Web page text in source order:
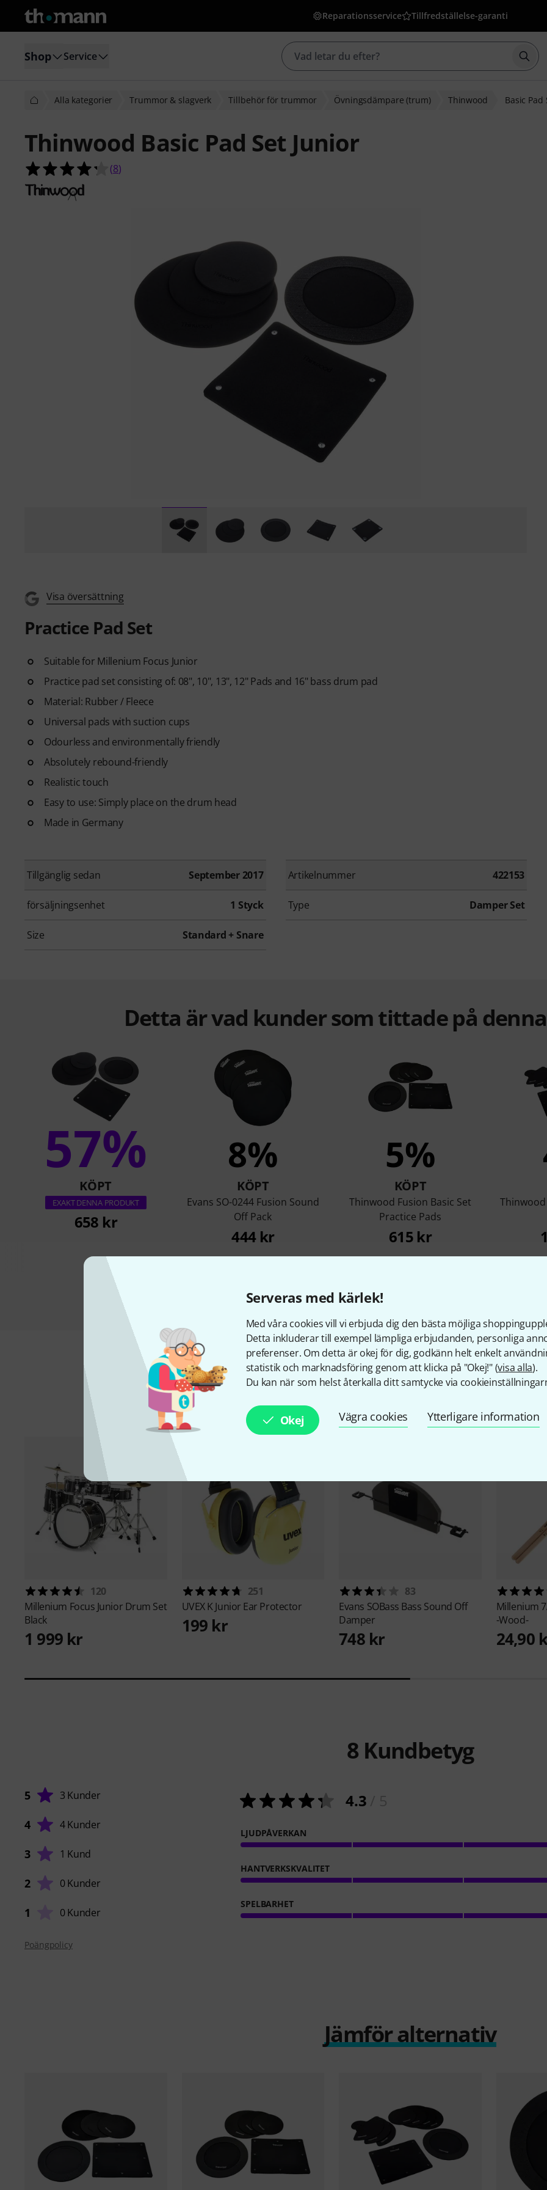
Serveras med kärlek!
Med våra cookies vill vi erbjuda dig den bästa möjliga
Detta inkluderar till exempel lämpliga erbjudanden, personliga
preferenser. Om detta är okej för dig, godkänn helt enkelt
statistik och marknadsföring genom att klicka på "Okej!" (visa alla).
Du kan när som helst återkalla ditt samtycke via
Okej Vägra cookies Ytterligare information
Reparationsservice Tillfredställelse-garanti
Shop Service
Alla kategorier Trummor & slagverk Tillbehör för trummor Övningsdämpare (trum) Thinwood Basic Pad
Thinwood Basic Pad Set Junior
4.3 av 5 stjärnor från 8 kundbetyg
(8)
Visa översättning
Practice Pad Set
Suitable for Millenium Focus Junior
Practice pad set consisting of: 08", 10", 13", 12" Pads and 16" bass drum pad
Material: Rubber / Fleece
Universal pads with suction cups
Odourless and environmentally friendly
Absolutely rebound-friendly
Realistic touch
Easy to use: Simply place on the drum head
Made in Germany
Tillgänglig sedan September 2017 Artikelnummer 422153
försäljningsenhet 1 Styck Type Damper Set
Size Standard + Snare
Detta är vad kunder som tittade på
57%
KÖPT
EXAKT DENNA PRODUKT
658 kr
8%
KÖPT
Evans SO-0244 Fusion Sound
Off Pack
444 kr
5%
KÖPT
Thinwood Fusion Basic Set
Practice Pads
615 kr
Tillbehör & matchande
120
Millenium Focus Junior Drum Set
Black
1 999 kr
251
UVEXK Junior Ear Protector
199 kr
83
Evans SOBass Bass Sound Off
Damper
748 kr
Millenium
-Wood-
24,90
8 Kundbetyg
5 3 Kunder
4 4 Kunder
3 1 Kund
2 0 Kunder
1 0 Kunder
4.3
LJUDPÅVERKAN
HANTVERKSKVALITET
SPELBARHET
Poängpolicy
Jämför alternativ